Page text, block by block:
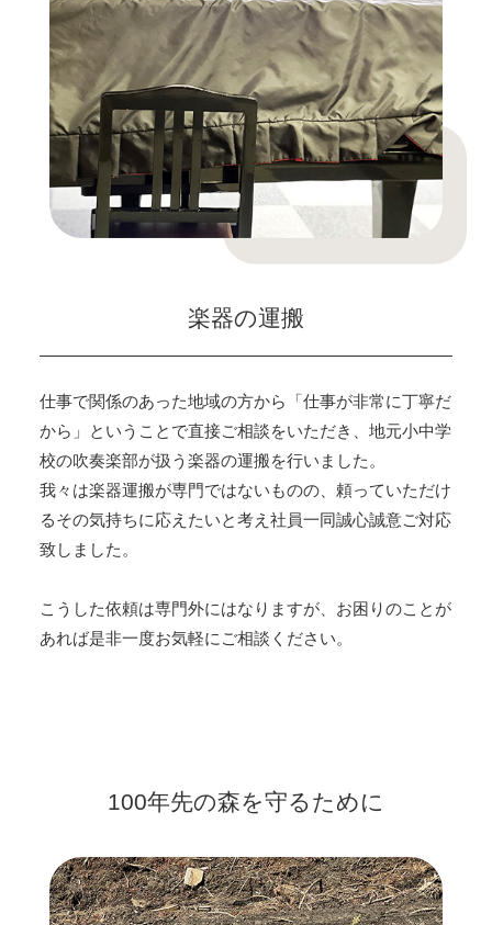
楽器の運搬
仕事で関係のあった地域の方から「仕事が非常に丁寧だ
から」ということで直接ご相談をいただき、地元小中学
校の吹奏楽部が扱う楽器の運搬を行いました。
我々は楽器運搬が専門ではないものの、頼っていただけ
るその気持ちに応えたいと考え社員一同誠心誠意ご対応
致しました。
こうした依頼は専門外にはなりますが、お困りのことが
あれば是非一度お気軽にご相談ください。
100年先の森を守るために